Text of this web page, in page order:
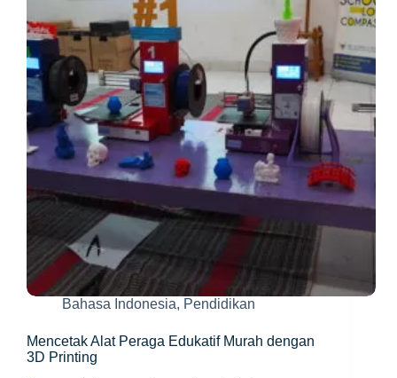
Bahasa Indonesia, Pendidikan
Mencetak Alat Peraga Edukatif Murah dengan
3D Printing